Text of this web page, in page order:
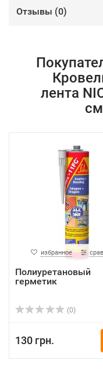
Отзывы (0)
лента
избранное
Полиуретановый
герметик
(0)
130 грн.